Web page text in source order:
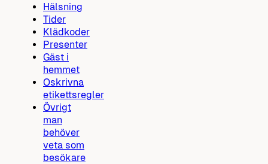
Hälsning
Tider
Klädkoder
Presenter
Gäst i
hemmet
Oskrivna
etikettsregler
Övrigt
man
behöver
veta som
besökare